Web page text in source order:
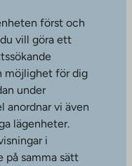
först och
vill göra ett
möjlighet för dig
under
anordnar vi även
lägenheter.
i
på samma sätt